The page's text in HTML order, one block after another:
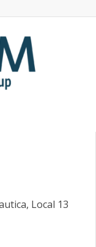
Local 13